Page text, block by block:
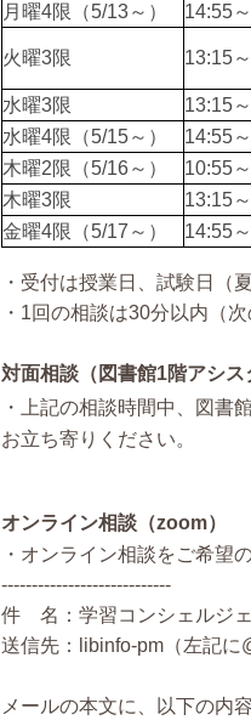
月曜4限（5/13～）
14:55
火曜3限 13:15
水曜3限
13:15
水曜4限（5/15～）
14:55
木曜2限（5/16～）
10:55
木曜3限
13:15
金曜4限（5/17～）
14:55
・受付は授業日、試験日（
・1回の相談は30分以内（
対面相談（図書館1階アシス
・上記の相談時間中、図書
お立ち寄りください。
オンライン相談（zoom）
・オンライン相談をご希望
----------------------------
件 名：学習コンシェルジ
送信先：libinfo-pm（左記に
メールの本文に、以下の内